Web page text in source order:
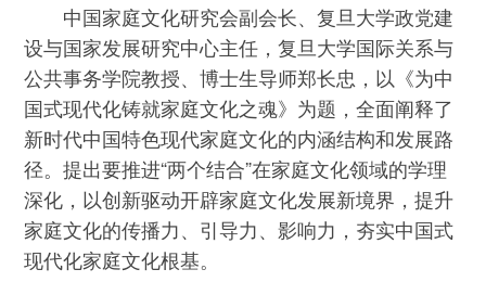
中国家庭文化研究会副会长、复旦大学政党建
设与国家发展研究中心主任，复旦大学国际关系与
公共事务学院教授、博士生导师郑长忠，以《为中
国式现代化铸就家庭文化之魂》为题，全面阐释了
新时代中国特色现代家庭文化的内涵结构和发展路
径。提出要推进“两个结合”在家庭文化领域的学理
深化，以创新驱动开辟家庭文化发展新境界，提升
家庭文化的传播力、引导力、影响力，夯实中国式
现代化家庭文化根基。